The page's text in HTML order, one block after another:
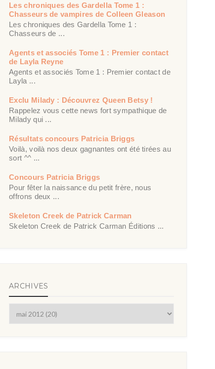
Les chroniques des Gardella Tome 1 :
Chasseurs de vampires de Colleen Gleason
Les chroniques des Gardella Tome 1 :
Chasseurs de ...
Agents et associés Tome 1 : Premier contact
de Layla Reyne
Agents et associés Tome 1 : Premier contact de
Layla ...
Exclu Milady : Découvrez Queen Betsy !
Rappelez vous cette news fort sympathique de
Milady qui ...
Résultats concours Patricia Briggs
Voilà, voilà nos deux gagnantes ont été tirées au
sort ^^ ...
Concours Patricia Briggs
Pour fêter la naissance du petit frère, nous
offrons deux ...
Skeleton Creek de Patrick Carman
Skeleton Creek de Patrick Carman Éditions ...
ARCHIVES